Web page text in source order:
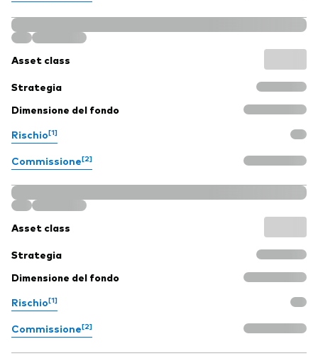
Asset class
Strategia
Dimensione del fondo
Rischio[1]
Commissione[2]
Asset class
Strategia
Dimensione del fondo
Rischio[1]
Commissione[2]